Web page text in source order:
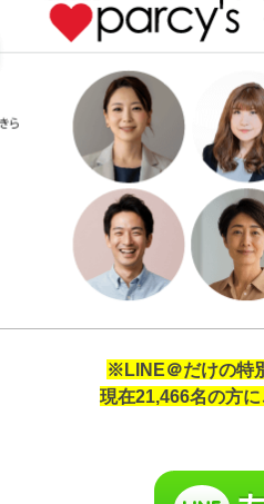
※LINE＠だけの特
現在21,466名の方